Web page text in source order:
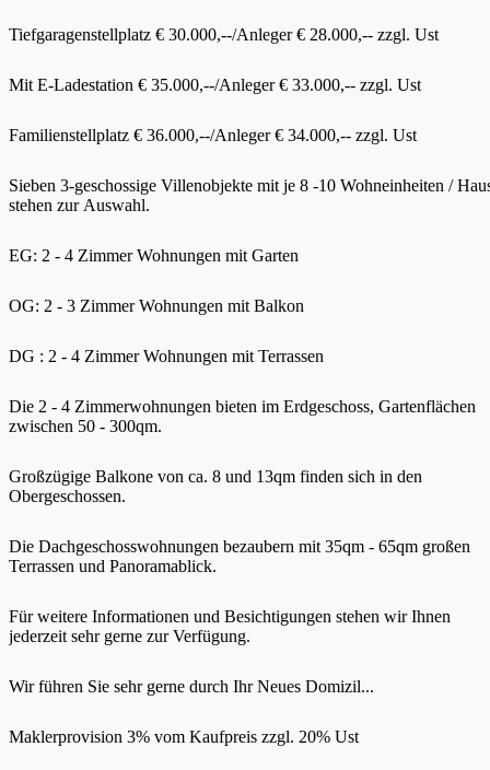
Tiefgaragenstellplatz € 30.000,--/Anleger € 28.000,-- zzgl. Ust
Mit E-Ladestation € 35.000,--/Anleger € 33.000,-- zzgl. Ust
Familienstellplatz € 36.000,--/Anleger € 34.000,-- zzgl. Ust
Sieben 3-geschossige Villenobjekte mit je 8 -10 Wohneinheiten /
stehen zur Auswahl.
EG: 2 - 4 Zimmer Wohnungen mit Garten
OG: 2 - 3 Zimmer Wohnungen mit Balkon
DG : 2 - 4 Zimmer Wohnungen mit Terrassen
Die 2 - 4 Zimmerwohnungen bieten im Erdgeschoss, Gartenflächen
zwischen 50 - 300qm.
Großzügige Balkone von ca. 8 und 13qm finden sich in den
Obergeschossen.
Die Dachgeschosswohnungen bezaubern mit 35qm - 65qm großen
Terrassen und Panoramablick.
Für weitere Informationen und Besichtigungen stehen wir Ihnen
jederzeit sehr gerne zur Verfügung.
Wir führen Sie sehr gerne durch Ihr Neues Domizil...
Maklerprovision 3% vom Kaufpreis zzgl. 20% Ust